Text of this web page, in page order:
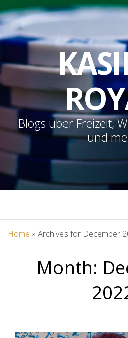
Blogs über Freizeit,
und
Home » Archives for December
Month: